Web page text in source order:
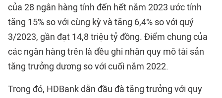
của 28 ngân hàng tính đến hết năm 2023 ước tính
tăng 15% so với cùng kỳ và tăng 6,4% so với quý
3/2023, gần đạt 14,8 triệu tỷ đồng. Điểm chung của
các ngân hàng trên là đều ghi nhận quy mô tài sản
tăng trưởng dương so với cuối năm 2022.
Trong đó, HDBank dẫn đầu đà tăng trưởng với quy